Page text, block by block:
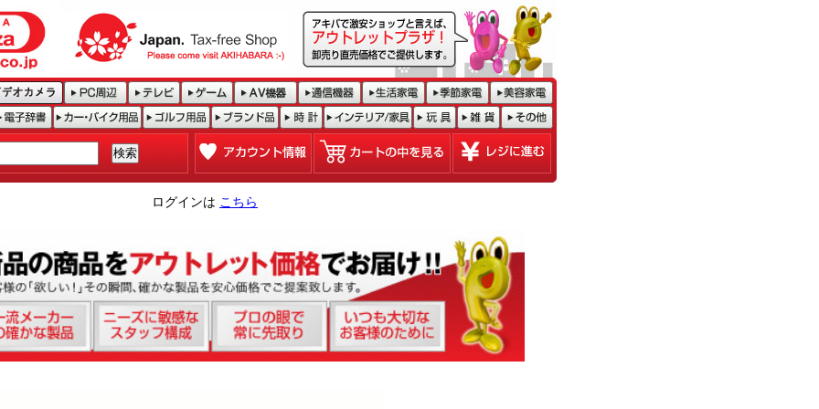
ログインは こちら